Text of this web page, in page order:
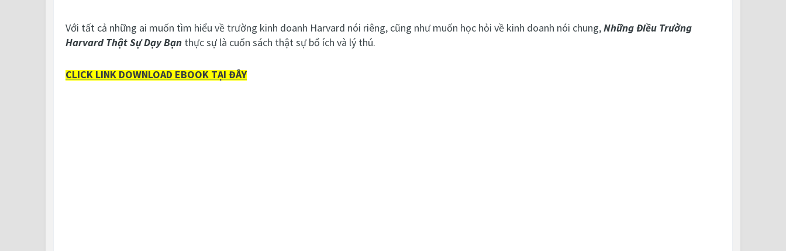
Với tất cả những ai muốn tìm hiểu về trường kinh doanh Harvard nói riêng, cũng như muốn học hỏi về kinh doanh nói chung,Những Điều Trường
Harvard Thật Sự Dạy Bạn thực sự là cuốn sách thật sự bổ ích và lý thú.
CLICK LINK DOWNLOAD EBOOK TẠI ĐÂY